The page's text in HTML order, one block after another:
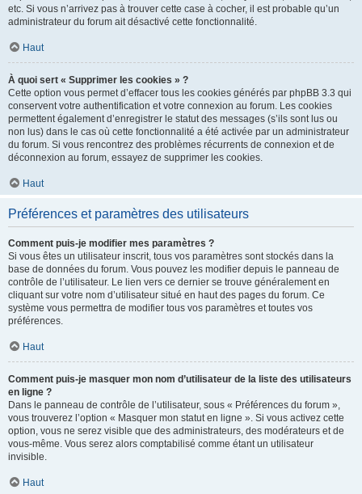
etc. Si vous n’arrivez pas à trouver cette case à cocher, il est probable qu’un
administrateur du forum ait désactivé cette fonctionnalité.
Haut
À quoi sert « Supprimer les cookies » ?
Cette option vous permet d’effacer tous les cookies générés par phpBB 3.3 qui
conservent votre authentification et votre connexion au forum. Les cookies
permettent également d’enregistrer le statut des messages (s’ils sont lus ou
non lus) dans le cas où cette fonctionnalité a été activée par un administrateur
du forum. Si vous rencontrez des problèmes récurrents de connexion et de
déconnexion au forum, essayez de supprimer les cookies.
Haut
Préférences et paramètres des utilisateurs
Comment puis-je modifier mes paramètres ?
Si vous êtes un utilisateur inscrit, tous vos paramètres sont stockés dans la
base de données du forum. Vous pouvez les modifier depuis le panneau de
contrôle de l’utilisateur. Le lien vers ce dernier se trouve généralement en
cliquant sur votre nom d’utilisateur situé en haut des pages du forum. Ce
système vous permettra de modifier tous vos paramètres et toutes vos
préférences.
Haut
Comment puis-je masquer mon nom d’utilisateur de la liste des utilisateurs
en ligne ?
Dans le panneau de contrôle de l’utilisateur, sous « Préférences du forum »,
vous trouverez l’option « Masquer mon statut en ligne ». Si vous activez cette
option, vous ne serez visible que des administrateurs, des modérateurs et de
vous-même. Vous serez alors comptabilisé comme étant un utilisateur
invisible.
Haut